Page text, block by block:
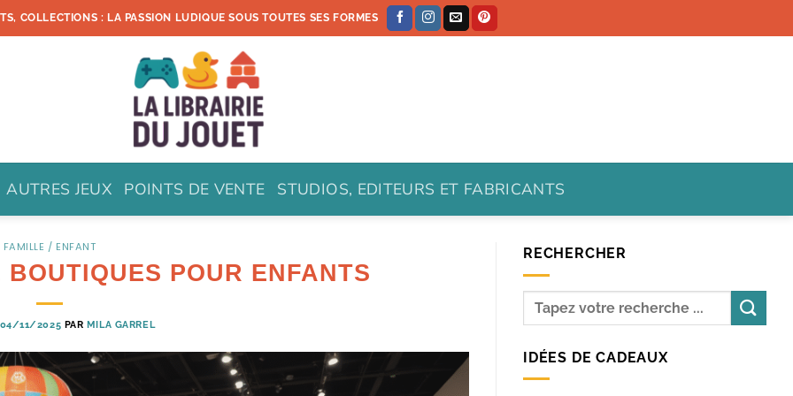
COLLECTIONS : LA PASSION LUDIQUE SOUS TOUTES SES FORMES
AUTRES JEUX POINTS DE VENTE STUDIOS, EDITEURS ET FABRICANTS
FAMILLE / ENFANT
POUR ENFANTS
04/11/2025 PAR MILA GARREL
RECHERCHER
IDÉES DE CADEAUX